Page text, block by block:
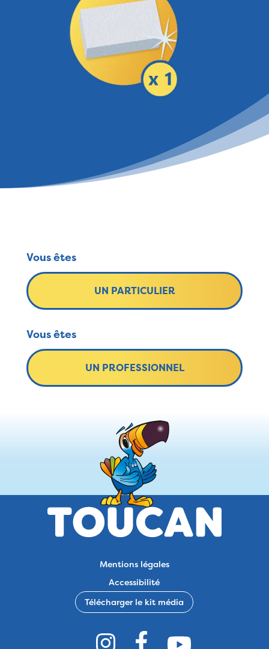
Vous êtes
UN PARTICULIER
Vous êtes
UN PROFESSIONNEL
Mentions légales
Accessibilité
Télécharger le kit média